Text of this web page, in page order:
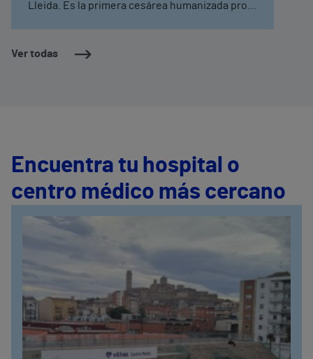
Ver todas
Lleida. Es la primera cesárea humanizada pro
destacan la importancia de esta modalidad de
partos quirúrgicos para el bebé y refuerzan los
Encuentra tu hospital o
centro médico más cercano